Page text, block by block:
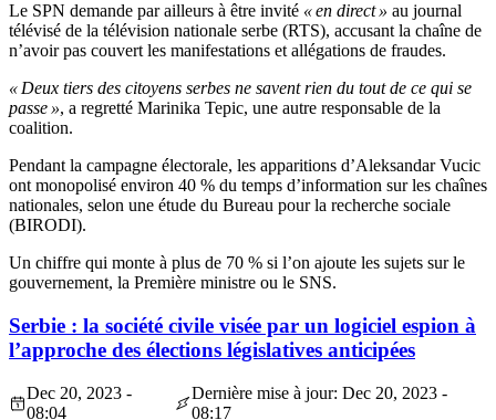
Le SPN demande par ailleurs à être invité « en direct » au journal
télévisé de la télévision nationale serbe (RTS), accusant la chaîne de
n’avoir pas couvert les manifestations et allégations de fraudes.
« Deux tiers des citoyens serbes ne savent rien du tout de ce qui se
passe », a regretté Marinika Tepic, une autre responsable de la
coalition.
Pendant la campagne électorale, les apparitions d’Aleksandar Vucic
ont monopolisé environ 40 % du temps d’information sur les chaînes
nationales, selon une étude du Bureau pour la recherche sociale
(BIRODI).
Un chiffre qui monte à plus de 70 % si l’on ajoute les sujets sur le
gouvernement, la Première ministre ou le SNS.
Serbie : la société civile visée par un logiciel espion à
l’approche des élections législatives anticipées
Dec 20, 2023 -
08:04
Dernière mise à jour: Dec 20, 2023 -
08:17